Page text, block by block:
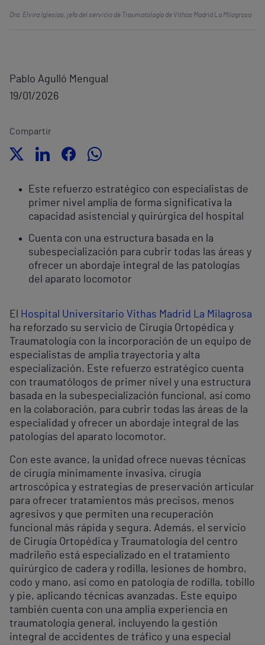
Dra. Elvira Iglesias, jefa del servicio de Traumatología de Vithas Madrid La Milagrosa
Pablo Agulló Mengual
19/01/2026
Compartir
Este refuerzo estratégico con especialistas de
primer nivel amplía de forma significativa la
capacidad asistencial y quirúrgica del hospital
Cuenta con una estructura basada en la
subespecialización para cubrir todas las áreas y
ofrecer un abordaje integral de las patologías
del aparato locomotor
El
Hospital Universitario Vithas Madrid La Milagrosa
ha reforzado su servicio de Cirugía Ortopédica y
Traumatología con la incorporación de un equipo de
especialistas de amplia trayectoria y alta
especialización. Este refuerzo estratégico cuenta
con traumatólogos de primer nivel y una estructura
basada en la subespecialización funcional, así como
en la colaboración, para cubrir todas las áreas de la
especialidad y ofrecer un abordaje integral de las
patologías del aparato locomotor.
Con este avance, la unidad ofrece nuevas técnicas
de cirugía mínimamente invasiva, cirugía
artroscópica y estrategias de preservación articular
para ofrecer tratamientos más precisos, menos
agresivos y que permiten una recuperación
funcional más rápida y segura. Además, el servicio
de Cirugía Ortopédica y Traumatología del centro
madrileño está especializado en el tratamiento
quirúrgico de cadera y rodilla, lesiones de hombro,
codo y mano, así como en patología de rodilla, tobillo
y pie, aplicando técnicas avanzadas. Este equipo
también cuenta con una amplia experiencia en
traumatología general, incluyendo la gestión
integral de accidentes de tráfico y una especial